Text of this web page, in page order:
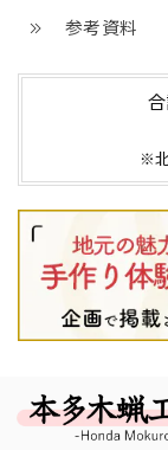
参考資料
※北